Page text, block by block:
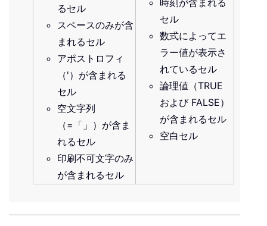
るセル
スペースのみが含
まれるセル
アポストロフィ
（'）が含まれる
セル
空文字列
（=「」）が含ま
れるセル
印刷不可文字のみ
が含まれるセル
セル
数式によってエ
ラー値が表示さ
れているセル
論理値（TRUE
および FALSE）
が含まれるセル
空白セル